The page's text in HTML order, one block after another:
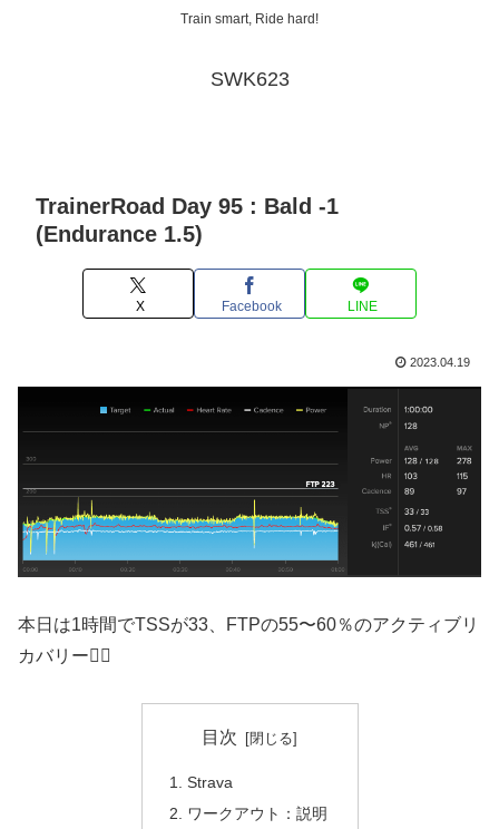
Train smart, Ride hard!
SWK623
TrainerRoad Day 95 : Bald -1
(Endurance 1.5)
X Facebook LINE
2023.04.19
本日は1時間でTSSが33、FTPの55〜60％のアクティブリ
カバリー🚴‍♂️
目次
Strava
ワークアウト：説明